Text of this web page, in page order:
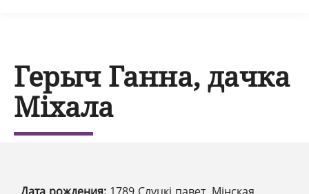
Герыч Ганна, дачка
Міхала